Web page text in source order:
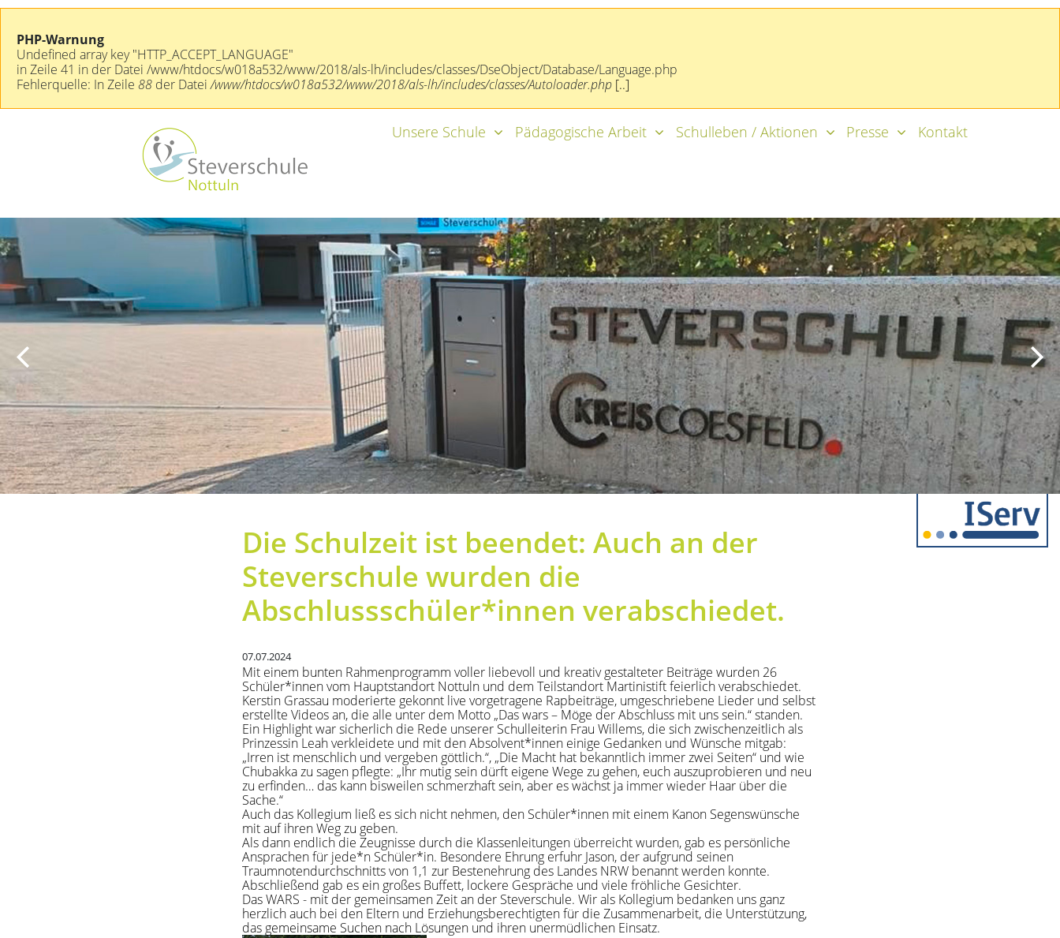
PHP-Warnung
Undefined array key "HTTP_ACCEPT_LANGUAGE"
in Zeile 41 in der Datei /www/htdocs/w018a532/www/2018/als-lh/includes/classes/DseObject/Database/Language.php
Fehlerquelle: In Zeile 88 der Datei/www/htdocs/w018a532/www/2018/als-lh/includes/classes/Autoloader.php [..]
Unsere Schule Pädagogische Arbeit Schulleben / Aktionen Presse Kontakt
Die Schulzeit ist beendet: Auch an der
Steverschule wurden die
Abschlussschüler*innen verabschiedet.
07.07.2024
Mit einem bunten Rahmenprogramm voller liebevoll und kreativ gestalteter Beiträge wurden 26
Schüler*innen vom Hauptstandort Nottuln und dem Teilstandort Martinistift feierlich verabschiedet.
Kerstin Grassau moderierte gekonnt live vorgetragene Rapbeiträge, umgeschriebene Lieder und selbst
erstellte Videos an, die alle unter dem Motto „Das wars – Möge der Abschluss mit uns sein.“ standen.
Ein Highlight war sicherlich die Rede unserer Schulleiterin Frau Willems, die sich zwischenzeitlich als
Prinzessin Leah verkleidete und mit den Absolvent*innen einige Gedanken und Wünsche mitgab:
„Irren ist menschlich und vergeben göttlich.“, „Die Macht hat bekanntlich immer zwei Seiten“ und wie
Chubakka zu sagen pflegte: „Ihr mutig sein dürft eigene Wege zu gehen, euch auszuprobieren und neu
zu erfinden… das kann bisweilen schmerzhaft sein, aber es wächst ja immer wieder Haar über die
Sache.“
Auch das Kollegium ließ es sich nicht nehmen, den Schüler*innen mit einem Kanon Segenswünsche
mit auf ihren Weg zu geben.
Als dann endlich die Zeugnisse durch die Klassenleitungen überreicht wurden, gab es persönliche
Ansprachen für jede*n Schüler*in. Besondere Ehrung erfuhr Jason, der aufgrund seinen
Traumnotendurchschnitts von 1,1 zur Bestenehrung des Landes NRW benannt werden konnte.
Abschließend gab es ein großes Buffett, lockere Gespräche und viele fröhliche Gesichter.
Das WARS - mit der gemeinsamen Zeit an der Steverschule. Wir als Kollegium bedanken uns ganz
herzlich auch bei den Eltern und Erziehungsberechtigten für die Zusammenarbeit, die Unterstützung,
das gemeinsame Suchen nach Lösungen und ihren unermüdlichen Einsatz.